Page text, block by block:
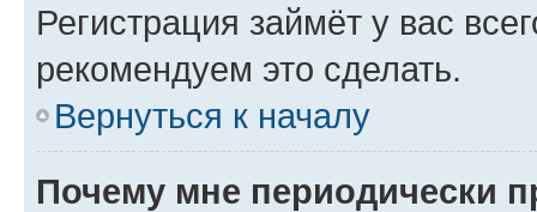
Регистрация займёт у вас
рекомендуем это сделать.
Вернуться к началу
Почему мне периодически